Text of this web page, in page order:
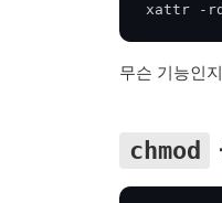
xattr -rd
무슨 기능인
chmod